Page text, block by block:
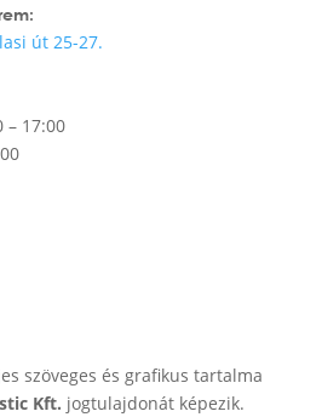
út 25-27.
– 17:00
szöveges és grafikus tartalma
Kft. jogtulajdonát képezik.